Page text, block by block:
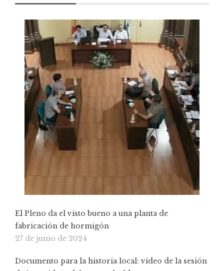
El Pleno da el visto bueno a una planta de
fabricación de hormigón
27 de junio de 2024
Documento para la historia local: vídeo de la sesión